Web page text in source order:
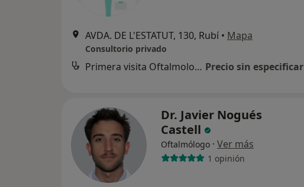
AVDA. DE L'ESTATUT, 130, Rubí • Mapa
Consultorio privado
Primera visita Oftalmología Precio sin especificar
Dr. Javier Nogués
Castell
Oftalmólogo · Ver más
1 opinión